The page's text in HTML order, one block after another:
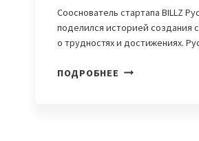
Сооснователь стартапа BILLZ
поделился историей создания
о трудностях и достижениях.
ПОДРОБНЕЕ BILLZ